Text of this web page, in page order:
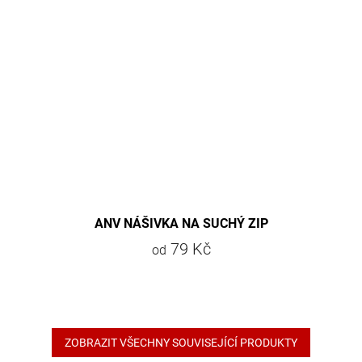
ANV NÁŠIVKA NA SUCHÝ ZIP
od 79 Kč
ZOBRAZIT VŠECHNY SOUVISEJÍCÍ PRODUKTY